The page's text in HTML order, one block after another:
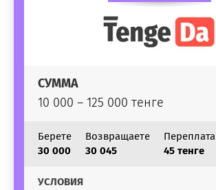
СУММА
10 000 – 125 000 тенге
Берете
30 000
Возвращаете
30 045
Переплата
45 тенге
УСЛОВИЯ